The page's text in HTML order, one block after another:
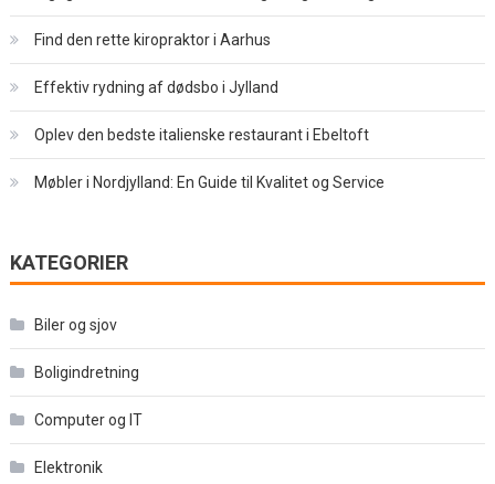
Find den rette kiropraktor i Aarhus
Effektiv rydning af dødsbo i Jylland
Oplev den bedste italienske restaurant i Ebeltoft
Møbler i Nordjylland: En Guide til Kvalitet og Service
KATEGORIER
Biler og sjov
Boligindretning
Computer og IT
Elektronik